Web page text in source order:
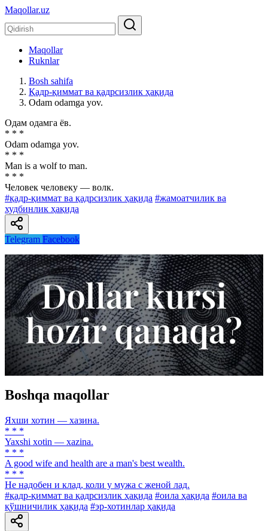
Maqollar.uz
Maqollar
Ruknlar
Bosh sahifa
Қадр-қиммат ва қадрсизлик ҳақида
Odam odamga yov.
Одам одамга ёв.
* * *
Odam odamga yov.
* * *
Man is a wolf to man.
* * *
Человек человеку — волк.
#қадр-қиммат ва қадрсизлик ҳақида #жамоатчилик ва
худбинлик ҳақида
Telegram Facebook
Boshqa maqollar
Яхши хотин — хазина.
* * *
Yaxshi xotin — xazina.
* * *
A good wife and health are a man's best wealth.
* * *
He надобен и клад, коли у мужа с женой лад.
#қадр-қиммат ва қадрсизлик ҳақида #оила ҳақида #оила ва
қўшничилик ҳақида #эр-хотинлар ҳақида